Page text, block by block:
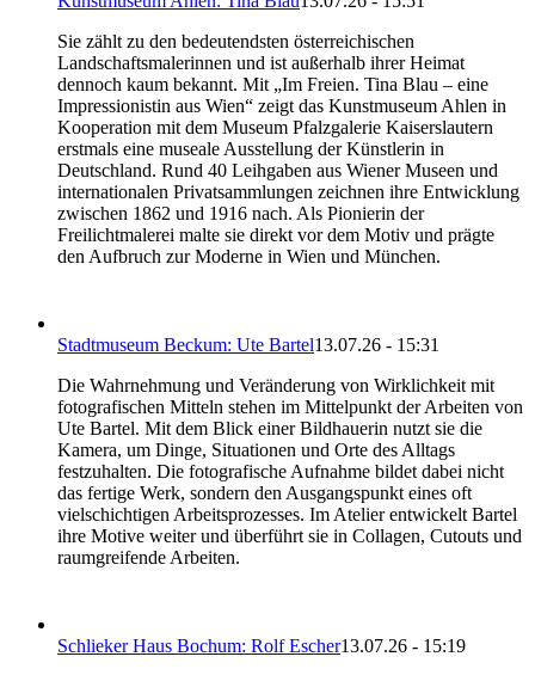
Sie zählt zu den bedeutendsten österreichischen
Landschaftsmalerinnen und ist außerhalb ihrer Heimat
dennoch kaum bekannt. Mit „Im Freien. Tina Blau – eine
Impressionistin aus Wien“ zeigt das Kunstmuseum Ahlen in
Kooperation mit dem Museum Pfalzgalerie Kaiserslautern
erstmals eine museale Ausstellung der Künstlerin in
Deutschland. Rund 40 Leihgaben aus Wiener Museen und
internationalen Privatsammlungen zeichnen ihre Entwicklung
zwischen 1862 und 1916 nach. Als Pionierin der
Freilichtmalerei malte sie direkt vor dem Motiv und prägte
den Aufbruch zur Moderne in Wien und München.
Stadtmuseum Beckum: Ute Bartel13.07.26 - 15:31
Die Wahrnehmung und Veränderung von Wirklichkeit mit
fotografischen Mitteln stehen im Mittelpunkt der Arbeiten von
Ute Bartel. Mit dem Blick einer Bildhauerin nutzt sie die
Kamera, um Dinge, Situationen und Orte des Alltags
festzuhalten. Die fotografische Aufnahme bildet dabei nicht
das fertige Werk, sondern den Ausgangspunkt eines oft
vielschichtigen Arbeitsprozesses. Im Atelier entwickelt Bartel
ihre Motive weiter und überführt sie in Collagen, Cutouts und
raumgreifende Arbeiten.
Schlieker Haus Bochum: Rolf Escher13.07.26 - 15:19